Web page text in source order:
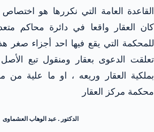
القاعدة العامة التي نكررها هو اختصاص
كان العقار واقعا في دائرة محاكم
للمحكمة التي يقع فيها احد أجزاء صغر
تعلقت الدعوى بعقار ومنقول تبع الأصل
بملكية العقار وريعه ، او ما علية من
محكمة مركز العقار
الدكتور . عبد الوهاب العشماوى